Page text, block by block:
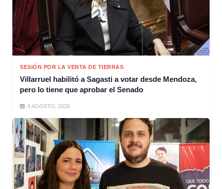
SESIÓN POR LA VENTA DE TIERRAS
Villarruel habilitó a Sagasti a votar desde Mendoza,
pero lo tiene que aprobar el Senado
4 AGOSTO, 2026